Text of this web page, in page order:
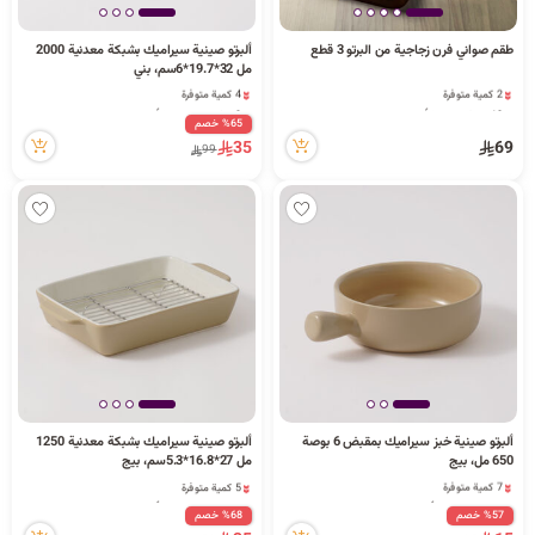
ا طقم صواني فرن زجاجية من البرتو 3 قطع
10 مشاهدة مؤخراً
10 مشاهدة مؤخراً69
ألبرتو صينية سيراميك بشبكة معدنية 2000
مل 32*19.7*6سم، بني
3 قطعة بيعت مؤخراً
11 مشاهدة مؤخراً
4 كمية متوفرة
11 مشاهدة مؤخراً
%65 خصم
35
99
ألبرتو صينية خبز سيراميك بمقبض 6 بوصة
650 مل، بيج
3 مشاهدة مؤخراً
7 كمية متوفرة%57 خصم
ألبرتو صينية سيراميك بشبكة معدنية 1250
مل 27*16.8*5.3سم، بيج
1 قطعة بيعت مؤخراً
2 مشاهدة مؤخراً%68 خصم